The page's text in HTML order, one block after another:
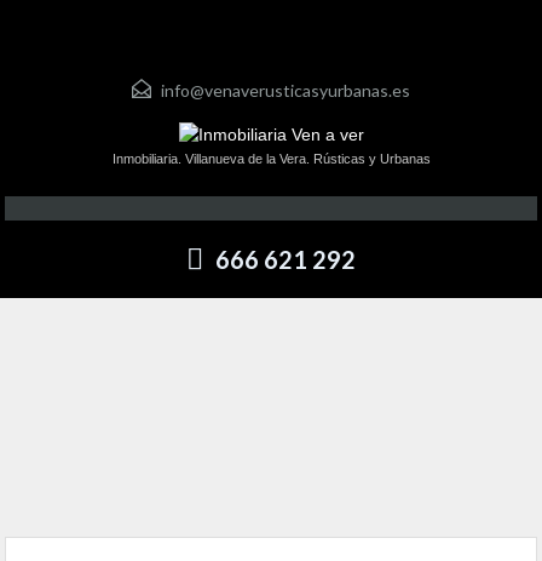
info@venaverusticasyurbanas.es
Inmobiliaria. Villanueva de la Vera. Rústicas y Urbanas
666 621 292